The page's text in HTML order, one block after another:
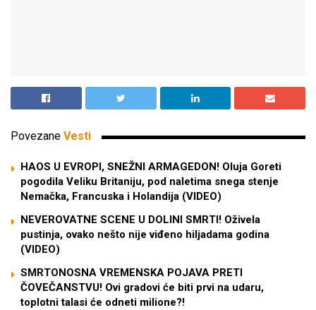
Povezane Vesti
HAOS U EVROPI, SNEŽNI ARMAGEDON! Oluja Goreti
pogodila Veliku Britaniju, pod naletima snega stenje
Nemačka, Francuska i Holandija (VIDEO)
NEVEROVATNE SCENE U DOLINI SMRTI! Oživela
pustinja, ovako nešto nije viđeno hiljadama godina
(VIDEO)
SMRTONOSNA VREMENSKA POJAVA PRETI
ČOVEČANSTVU! Ovi gradovi će biti prvi na udaru,
toplotni talasi će odneti milione?!